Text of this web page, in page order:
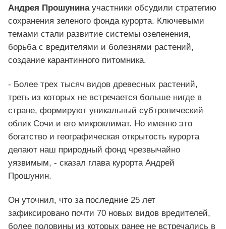
Андрея Прошунинаучастники обсудили стратегию
сохранения зеленого фонда курорта. Ключевыми
темами стали развитие системы озеленения,
борьба с вредителями и болезнями растений,
создание карантинного питомника.
- Более трех тысяч видов древесных растений,
треть из которых не встречается больше нигде в
стране, формируют уникальный субтропический
облик Сочи и его микроклимат. Но именно это
богатство и географическая открытость курорта
делают наш природный фонд чрезвычайно
уязвимым, - сказал глава курорта Андрей
Прошунин.
Он уточнил, что за последние 25 лет
зафиксировано почти 70 новых видов вредителей,
более половины из которых ранее не встречались в